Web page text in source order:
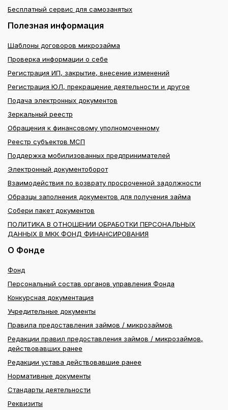
Бесплатный сервис для самозанятых
Полезная информация
Шаблоны договоров микрозайма
Проверка информации о себе
Регистрация ИП, закрытие, внесение изменений
Регистрация ЮЛ, прекращение деятельности и другое
Подача электронных документов
Зеркальный реестр
Обращения к финансовому уполномоченному
Реестр субъектов МСП
Поддержка мобилизованных предпринимателей
Электронный документоборот
Взаимодействия по возврату просроченной задолжности
Образцы заполнения документов для получения займа
Собери пакет документов
ПОЛИТИКА В ОТНОШЕНИИ ОБРАБОТКИ ПЕРСОНАЛЬНЫХ
ДАННЫХ В МКК ФОНД ФИНАНСИРОВАНИЯ
О Фонде
Фонд
Персональный состав органов управления Фонда
Конкурсная документация
Учредительные документы
Правила предоставления займов / микрозаймов
Редакции правил предоставления займов / микрозаймов,
действовавших ранее
Редакции устава действовавшие ранее
Нормативные документы
Стандарты деятельности
Реквизиты